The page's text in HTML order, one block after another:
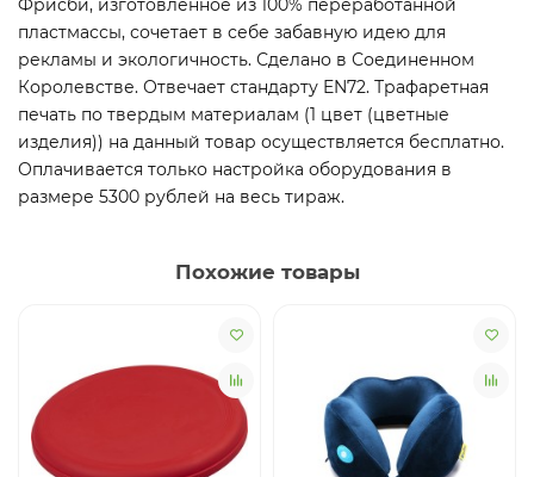
пластмассы, сочетает в себе забавную идею для
рекламы и экологичность. Сделано в Соединенном
Королевстве. Отвечает стандарту EN72. Трафаретная
печать по твердым материалам (1 цвет (цветные
изделия)) на данный товар осуществляется бесплатно.
Оплачивается только настройка оборудования в
размере 5300 рублей на весь тираж.
Похожие товары